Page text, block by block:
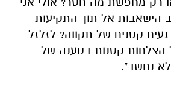
הישאבות אל תוך התקיעות –
קטנים של תקווה? לזלזל
הצלחות קטנות בטענה של
נחשב".